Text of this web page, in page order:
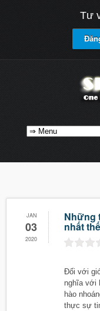
Tư
JAN
03
2020
Những
nhất
Đối với
nghĩa với
hào
thực sự